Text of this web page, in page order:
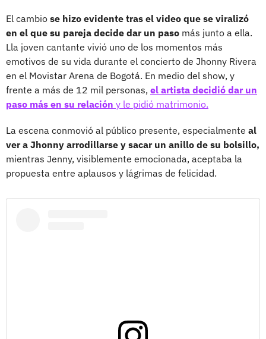
El cambio se hizo evidente tras el video que se viralizó
en el que su pareja decide dar un paso más junto a ella.
Lla joven cantante vivió uno de los momentos más
emotivos de su vida durante el concierto de Jhonny Rivera
en el Movistar Arena de Bogotá. En medio del show, y
frente a más de 12 mil personas, el artista decidió dar un
paso más en su relación y le pidió matrimonio.
La escena conmovió al público presente, especialmente al
ver a Jhonny arrodillarse y sacar un anillo de su bolsillo,
mientras Jenny, visiblemente emocionada, aceptaba la
propuesta entre aplausos y lágrimas de felicidad.